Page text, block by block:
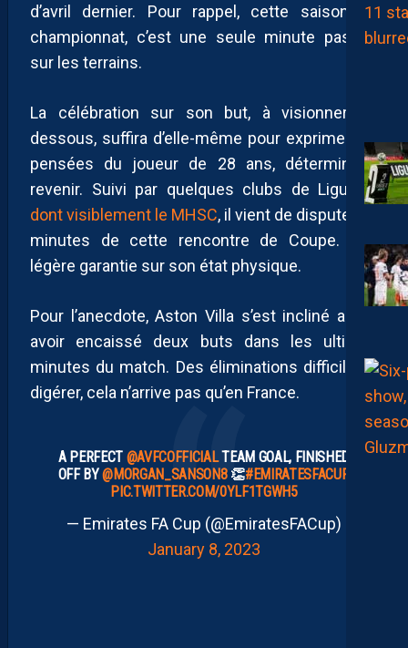
d’avril dernier. Pour rappel, cette saison en
championnat, c’est une seule minute passée
sur les terrains.
La célébration sur son but, à visionner ci-
dessous, suffira d’elle-même pour exprimer les
pensées du joueur de 28 ans, déterminé à
revenir. Suivi par quelques clubs de Ligue 1,
dont visiblement le MHSC, il vient de disputer 66
minutes de cette rencontre de Coupe. Une
légère garantie sur son état physique.
Pour l’anecdote, Aston Villa s’est incliné après
avoir encaissé deux buts dans les ultimes
minutes du match. Des éliminations difficiles à
digérer, cela n’arrive pas qu’en France.
A PERFECT @AVFCOFFICIALTEAM GOAL, FINISHED
OFF BY@MORGAN_SANSON8👏#EMIRATESFACUP
PIC.TWITTER.COM/0YLF1TGWH5
— Emirates FA Cup (@EmiratesFACup)
January 8, 2023